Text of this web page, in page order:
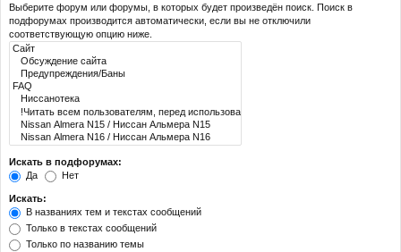
Выберите форум или форумы, в которых будет произведён поиск. Поиск в
подфорумах производится автоматически, если вы не отключили
соответствующую опцию ниже.
Искать в подфорумах:
Да
Нет
Искать:
В названиях тем и текстах сообщений
Только в текстах сообщений
Только по названию темы